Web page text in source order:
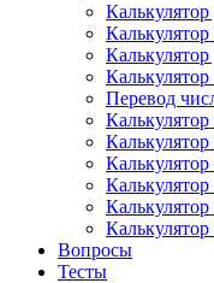
Калькулятор
Калькулятор
Перевод
Калькулятор
Калькулятор
Вопросы
Тесты